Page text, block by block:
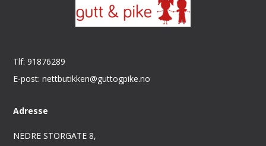
Tlf: 91876289
E-post: nettbutikken@guttogpike.no
Adresse
NEDRE STORGATE 8,